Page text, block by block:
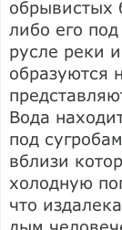
обрывистых
либо его
русле реки
образуются
Вода
под
вблизи
холодную
что